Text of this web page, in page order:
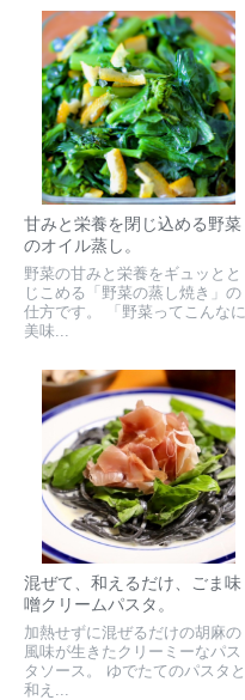
甘みと栄養を閉じ込める野菜
のオイル蒸し。
野菜の甘みと栄養をギュッとと
じこめる「野菜の蒸し焼き」の
仕方です。 「野菜ってこんなに
美味...
混ぜて、和えるだけ、ごま味
噌クリームパスタ。
加熱せずに混ぜるだけの胡麻の
風味が生きたクリーミーなパス
タソース。 ゆでたてのパスタと
和え...